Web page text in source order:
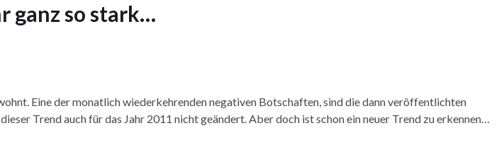
ganz so stark…
Eine der monatlich wiederkehrenden negativen Botschaften, sind die dann veröffentlichten
Trend auch für das Jahr 2011 nicht geändert. Aber doch ist schon ein neuer Trend zu erkennen…